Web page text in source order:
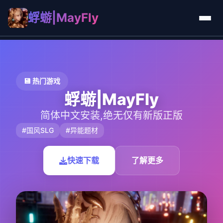
蜉蝣|MayFly
💾 热门游戏
蜉蝣|MayFly
简体中文安装,绝无仅有新版正版
#国风SLG #异能题材
快速下载 了解更多